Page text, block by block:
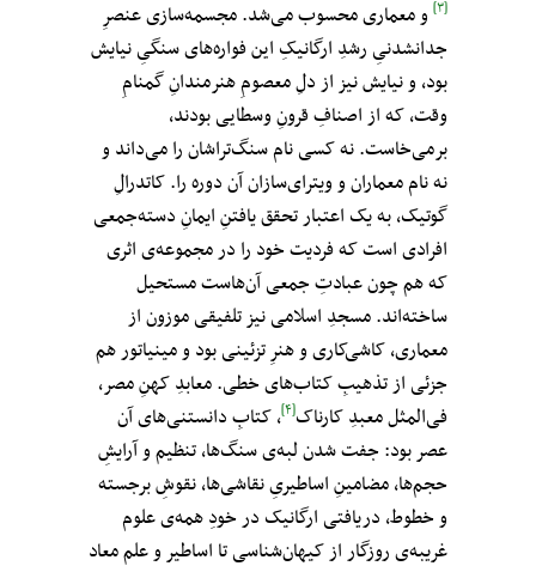
[۳] و معماری محسوب می‌شد. مجسمه‌سازی عنصرِ
جدانشدنیِ رشدِ ارگانیکِ این فواره‌های سنگیِ نیایش
بود، و نیایش نیز از دلِ معصومِ هنرمندانِ گمنامِ
وقت، که از اصنافِ قرونِ وسطایی بودند،
برمی‌خاست. نه کسی نام سنگ‌تراشان را می‌داند و
نه نام معماران و ویترای‌سازان آن دوره را. کاتدرالِ
گوتیک، به یک اعتبار تحقق یافتنِ ایمانِ دسته‌جمعی
افرادی است که فردیت خود را در مجموعه‌ی اثری
که هم چون عبادتِ جمعی آن‌هاست مستحیل
ساخته‌اند. مسجدِ اسلامی نیز تلفیقی موزون از
معماری، کاشی‌کاری و هنرِ تزئینی بود و مینیاتور هم
جزئی از تذهیبِ کتاب‌های خطی. معابدِ کهنِ مصر،
فی‌المثل معبدِ کارناک[۴]، کتابِ دانستنی‌های آن
عصر بود: جفت‌ شدن لبه‌ی سنگ‌ها، تنظیم و آرایشِ
حجم‌ها، مضامینِ اساطیریِ نقاشی‌ها، نقوشِ برجسته
و خطوط، دریافتی ارگانیک در خودِ همه‌ی علوم
غریبه‌ی روزگار از کیهان‌شناسی تا اساطیر و علم معاد